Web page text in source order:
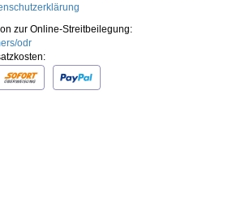
zur Online-Streitbeilegung:
odr